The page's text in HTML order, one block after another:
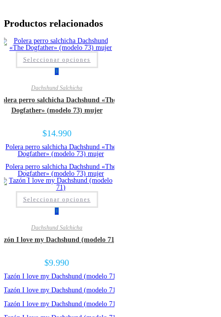
Productos relacionados
Seleccionar opciones
Dachshund Salchicha
perro salchicha Dachshund «The
Dogfather» (modelo 73) mujer
$14.990
Seleccionar opciones
Dachshund Salchicha
I love my Dachshund (modelo 71)
$9.990